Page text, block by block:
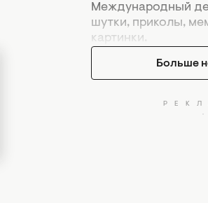
Международный
шутки, приколы,
картинки.
Больше